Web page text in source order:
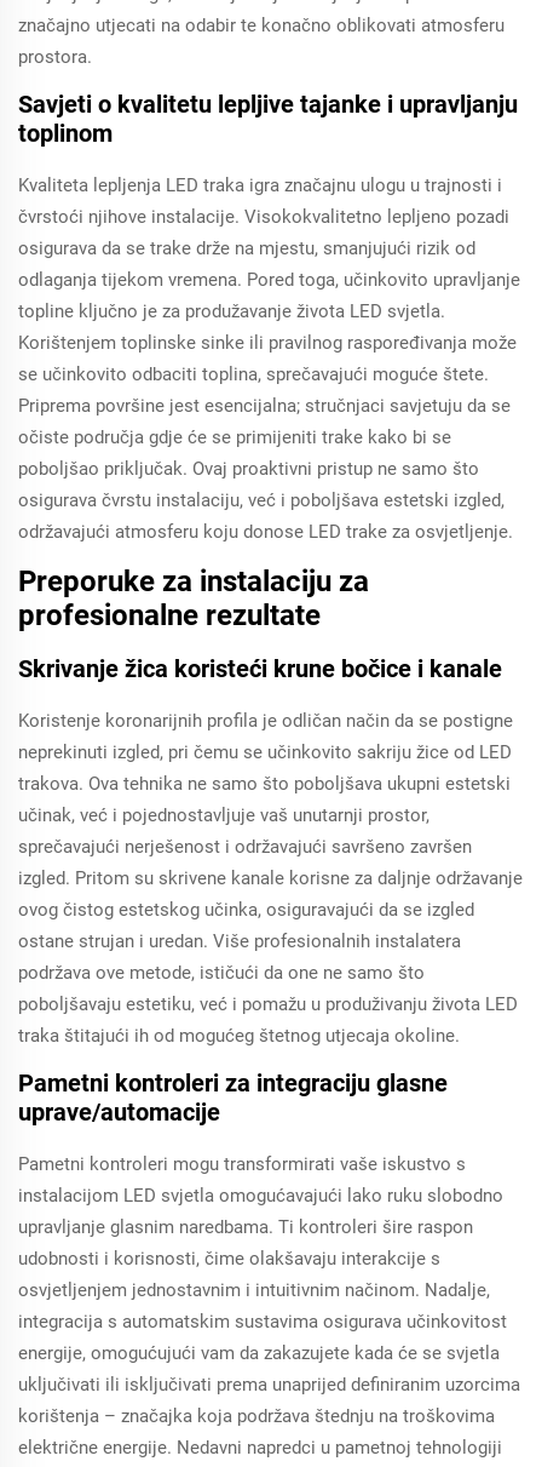
značajno utjecati na odabir te konačno oblikovati atmosferu
prostora.
Savjeti o kvalitetu lepljive tajanke i upravljanju
toplinom
Kvaliteta lepljenja LED traka igra značajnu ulogu u trajnosti i
čvrstoći njihove instalacije. Visokokvalitetno lepljeno pozadi
osigurava da se trake drže na mjestu, smanjujući rizik od
odlaganja tijekom vremena. Pored toga, učinkovito upravljanje
topline ključno je za produžavanje života LED svjetla.
Korištenjem toplinske sinke ili pravilnog raspoređivanja može
se učinkovito odbaciti toplina, sprečavajući moguće štete.
Priprema površine jest esencijalna; stručnjaci savjetuju da se
očiste područja gdje će se primijeniti trake kako bi se
poboljšao priključak. Ovaj proaktivni pristup ne samo što
osigurava čvrstu instalaciju, već i poboljšava estetski izgled,
održavajući atmosferu koju donose LED trake za osvjetljenje.
Preporuke za instalaciju za
profesionalne rezultate
Skrivanje žica koristeći krune bočice i kanale
Koristenje koronarijnih profila je odličan način da se postigne
neprekinuti izgled, pri čemu se učinkovito sakriju žice od LED
trakova. Ova tehnika ne samo što poboljšava ukupni estetski
učinak, već i pojednostavljuje vaš unutarnji prostor,
sprečavajući nerješenost i održavajući savršeno završen
izgled. Pritom su skrivene kanale korisne za daljnje održavanje
ovog čistog estetskog učinka, osiguravajući da se izgled
ostane strujan i uredan. Više profesionalnih instalatera
podržava ove metode, ističući da one ne samo što
poboljšavaju estetiku, već i pomažu u produživanju života LED
traka štitajući ih od mogućeg štetnog utjecaja okoline.
Pametni kontroleri za integraciju glasne
uprave/automacije
Pametni kontroleri mogu transformirati vaše iskustvo s
instalacijom LED svjetla omogućavajući lako ruku slobodno
upravljanje glasnim naredbama. Ti kontroleri šire raspon
udobnosti i korisnosti, čime olakšavaju interakcije s
osvjetljenjem jednostavnim i intuitivnim načinom. Nadalje,
integracija s automatskim sustavima osigurava učinkovitost
energije, omogućujući vam da zakazujete kada će se svjetla
uključivati ili isključivati prema unaprijed definiranim uzorcima
korištenja – značajka koja podržava štednju na troškovima
električne energije. Nedavni napredci u pametnoj tehnologiji